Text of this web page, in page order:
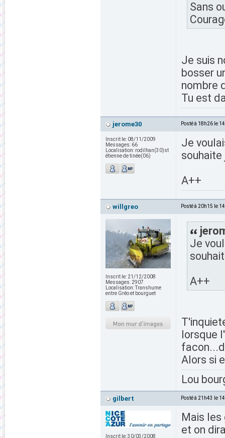
Sans
Je suis
bosser
nombre
Tu est
jerome30 Posté à 18h26 le
Inscrit le: 08/11/2009
Messages: 66
Localisation: rodilhan(30)st
étienne de tinée(06)
Je
souhaite
A++
willgreo Posté à 20h15 le
Inscrit le: 21/12/2008
Messages: 2907
Localisation:Transhume
entre Gréo et bourguet
Je
A++
lorsque
Alors si
Lou
gilbert Posté à 21h43 le
Inscrit le:30/03/2008
Mais les
et on